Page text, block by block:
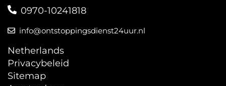
0970-10241818
info@ontstoppingsdienst24uur.nl
Netherlands
Privacybeleid
Sitemap